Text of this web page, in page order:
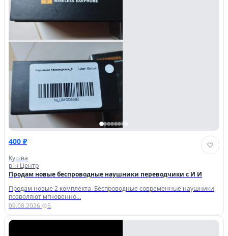
400 ₽
Кушва
р-н Центр
Продам новые беспроводные наушники переводчики с И И
Продам новые 2 комплекта. Беспроводные современные наушники
позволяют мгновенно...
09.08.2026· 5